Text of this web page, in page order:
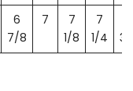
6
7/8
7
7
1/8
7
1/4